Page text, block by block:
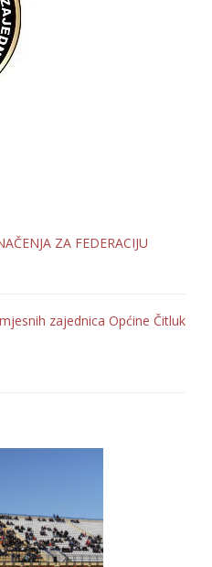
ZA FEDERACIJU
zajednica Općine Čitluk